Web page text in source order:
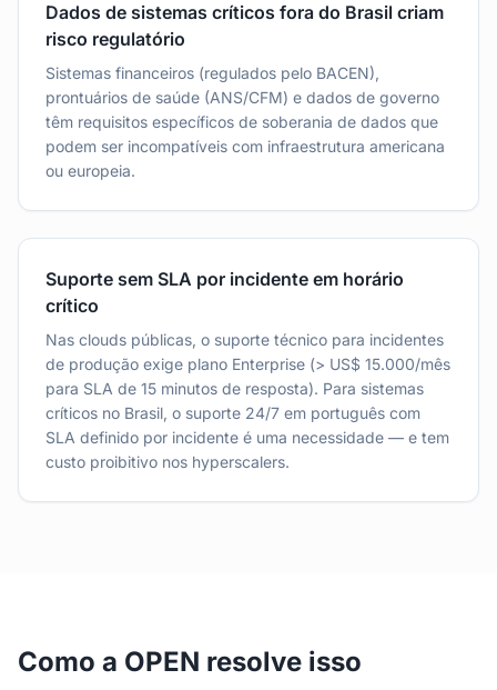
Dados de sistemas críticos fora do Brasil criam
risco regulatório
Sistemas financeiros (regulados pelo BACEN),
prontuários de saúde (ANS/CFM) e dados de governo
têm requisitos específicos de soberania de dados que
podem ser incompatíveis com infraestrutura americana
ou europeia.
Suporte sem SLA por incidente em horário
crítico
Nas clouds públicas, o suporte técnico para incidentes
de produção exige plano Enterprise (> US$ 15.000/mês
para SLA de 15 minutos de resposta). Para sistemas
críticos no Brasil, o suporte 24/7 em português com
SLA definido por incidente é uma necessidade — e tem
custo proibitivo nos hyperscalers.
Como a OPEN resolve isso